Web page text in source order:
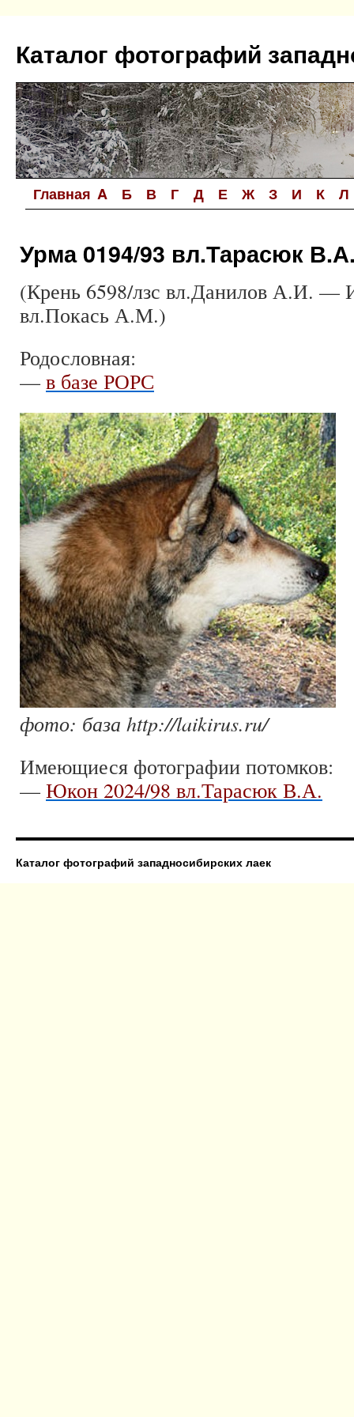
содержимому
Каталог фотографий
Главная A Б В Г Д Е Ж З И К Л
Урма 0194/93 вл.Тарасюк
(Крень 6598/лзс вл.Данилов А.И. —
вл.Покась А.М.)
Родословная:
— в базе РОРС
фото: база http://laikirus.ru/
Имеющиеся фотографии потомков:
— Юкон 2024/98 вл.Тарасюк В.А.
Каталог фотографий западносибирских лаек